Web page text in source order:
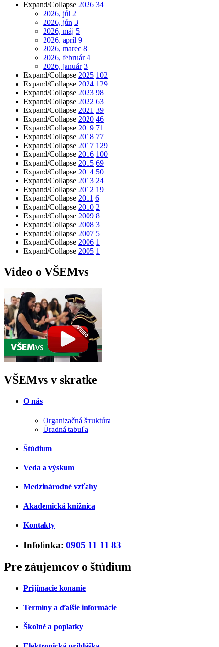
Expand/Collapse 2026 34
2026, júl 2
2026, jún 3
2026, máj 5
2026, apríl 9
2026, marec 8
2026, február 4
2026, január 3
Expand/Collapse 2025 102
Expand/Collapse 2024 129
Expand/Collapse 2023 98
Expand/Collapse 2022 63
Expand/Collapse 2021 39
Expand/Collapse 2020 46
Expand/Collapse 2019 71
Expand/Collapse 2018 77
Expand/Collapse 2017 129
Expand/Collapse 2016 100
Expand/Collapse 2015 69
Expand/Collapse 2014 50
Expand/Collapse 2013 24
Expand/Collapse 2012 19
Expand/Collapse 2011 6
Expand/Collapse 2010 2
Expand/Collapse 2009 8
Expand/Collapse 2008 3
Expand/Collapse 2007 5
Expand/Collapse 2006 1
Expand/Collapse 2005 1
Video o VŠEMvs
VŠEMvs v skratke
O nás
Organizačná štruktúra
Úradná tabuľa
Štúdium
Veda a výskum
Medzinárodné vzťahy
Akademická knižnica
Kontakty
Infolinka: 0905 11 11 83
Pre záujemcov o štúdium
Prijímacie konanie
Termíny a ďalšie informácie
Školné a poplatky